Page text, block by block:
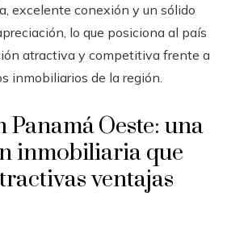
excelente conexión y un sólido
lo que posiciona al país
atractiva y competitiva frente a
inmobiliarios de la región.
Panamá Oeste: una
inmobiliaria que
ventajas